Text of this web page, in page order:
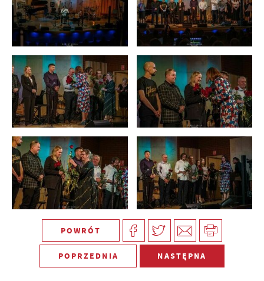
POWRÓT
POPRZEDNIA NASTĘPNA